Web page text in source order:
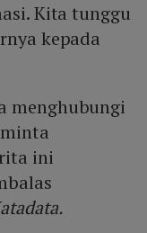
Kita tunggu
kepada
menghubungi
ini